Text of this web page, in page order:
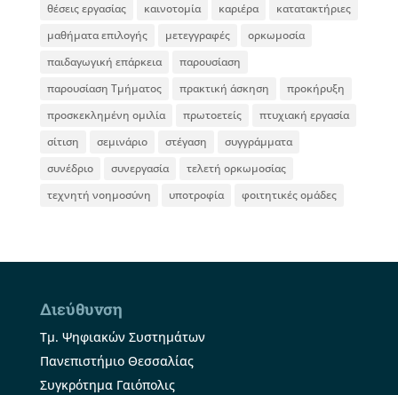
θέσεις εργασίας
καινοτομία καριέρα
κατατακτήριες
μαθήματα επιλογής
μετεγγραφές
ορκωμοσία
παιδαγωγική επάρκεια
παρουσίαση
παρουσίαση Τμήματος
πρακτική άσκηση
προκήρυξη
προσκεκλημένη ομιλία
πρωτοετείς
πτυχιακή εργασία
σίτιση
σεμινάριο στέγαση
συγγράμματα
συνέδριο
συνεργασία
τελετή ορκωμοσίας
τεχνητή νοημοσύνη
υποτροφία φοιτητικές ομάδες
Διεύθυνση
Τμ. Ψηφιακών Συστημάτων
Πανεπιστήμιο Θεσσαλίας
Συγκρότημα Γαιόπολις